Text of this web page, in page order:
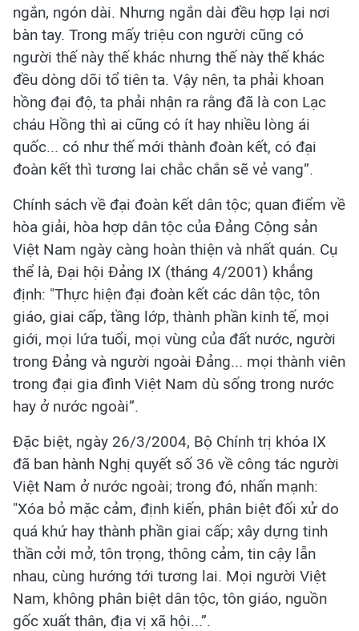
ngắn, ngón dài. Nhưng ngắn dài đều hợp lại nơi
bàn tay. Trong mấy triệu con người cũng có
người thế này thế khác nhưng thế này thế khác
đều dòng dõi tổ tiên ta. Vậy nên, ta phải khoan
hồng đại độ, ta phải nhận ra rằng đã là con Lạc
cháu Hồng thì ai cũng có ít hay nhiều lòng ái
quốc... có như thế mới thành đoàn kết, có đại
đoàn kết thì tương lai chắc chắn sẽ vẻ vang”.
Chính sách về đại đoàn kết dân tộc; quan điểm về
hòa giải, hòa hợp dân tộc của Đảng Cộng sản
Việt Nam ngày càng hoàn thiện và nhất quán. Cụ
thể là, Đại hội Đảng IX (tháng 4/2001) khẳng
định: "Thực hiện đại đoàn kết các dân tộc, tôn
giáo, giai cấp, tầng lớp, thành phần kinh tế, mọi
giới, mọi lứa tuổi, mọi vùng của đất nước, người
trong Đảng và người ngoài Đảng... mọi thành viên
trong đại gia đình Việt Nam dù sống trong nước
hay ở nước ngoài”.
Đặc biệt, ngày 26/3/2004, Bộ Chính trị khóa IX
đã ban hành Nghị quyết số 36 về công tác người
Việt Nam ở nước ngoài; trong đó, nhấn mạnh:
"Xóa bỏ mặc cảm, định kiến, phân biệt đối xử do
quá khứ hay thành phần giai cấp; xây dựng tinh
thần cởi mở, tôn trọng, thông cảm, tin cậy lẫn
nhau, cùng hướng tới tương lai. Mọi người Việt
Nam, không phân biệt dân tộc, tôn giáo, nguồn
gốc xuất thân, địa vị xã hội...”.